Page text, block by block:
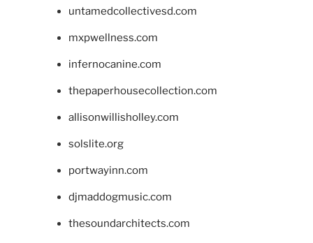
untamedcollectivesd.com
mxpwellness.com
infernocanine.com
thepaperhousecollection.com
allisonwillisholley.com
solslite.org
portwayinn.com
djmaddogmusic.com
thesoundarchitects.com